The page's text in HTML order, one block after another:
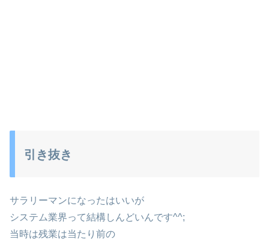
引き抜き
サラリーマンになったはいいが
システム業界って結構しんどいんです^^;
当時は残業は当たり前の